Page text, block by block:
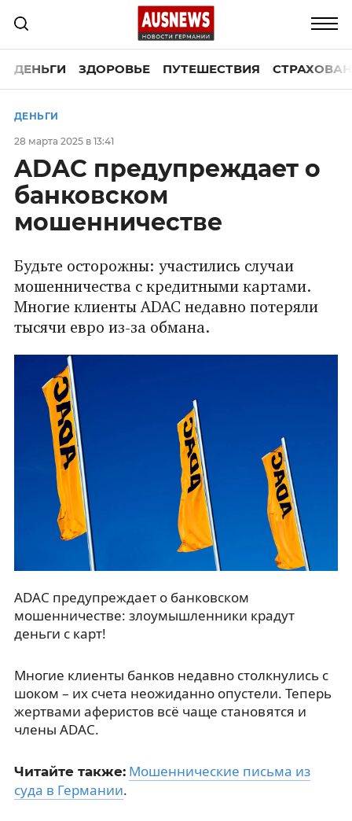
ДЕНЬГИ ЗДОРОВЬЕ ПУТЕШЕСТВИЯ
ДЕНЬГИ
28 марта 2025 в 13:41
ADAC предупреждает о
банковском
мошенничестве
Будьте осторожны: участились случаи
мошенничества с кредитными картами.
Многие клиенты ADAC недавно потеряли
тысячи евро из-за обмана.
ADAC предупреждает о банковском
мошенничестве: злоумышленники крадут
деньги с карт!
Многие клиенты банков недавно столкнулись с
шоком – их счета неожиданно опустели. Теперь
жертвами аферистов всё чаще становятся и
члены ADAC.
Читайте также: Мошеннические письма из
суда в Германии.